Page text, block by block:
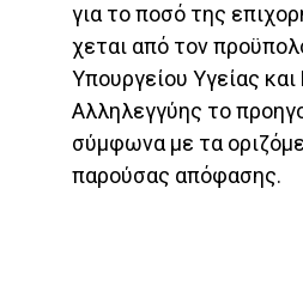
για το ποσό της
χεται από τον
Υπουργείου Υγείας
Αλληλεγγύης το
σύμφωνα με τα
πα­ρούσας απόφασης.